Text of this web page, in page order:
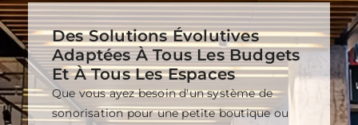
Des Solutions Évolutives
Adaptées À Tous Les Budgets
Et À Tous Les Espaces
Que vous ayez besoin d'un système de
sonorisation pour une petite boutique ou